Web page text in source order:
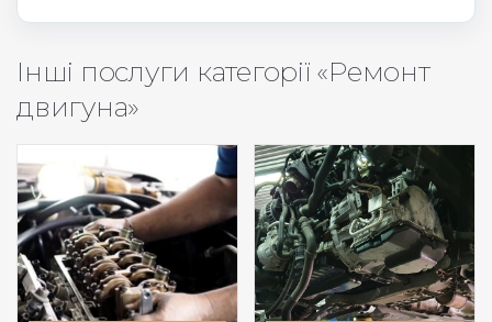
Інші послуги категорії «Ремонт
двигуна»